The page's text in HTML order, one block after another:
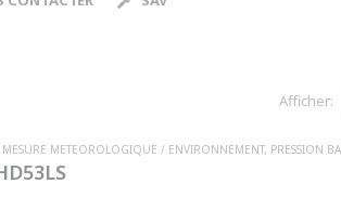
Afficher:
MESURE METEOROLOGIQUE / ENVIRONNEMENT, PRESSION